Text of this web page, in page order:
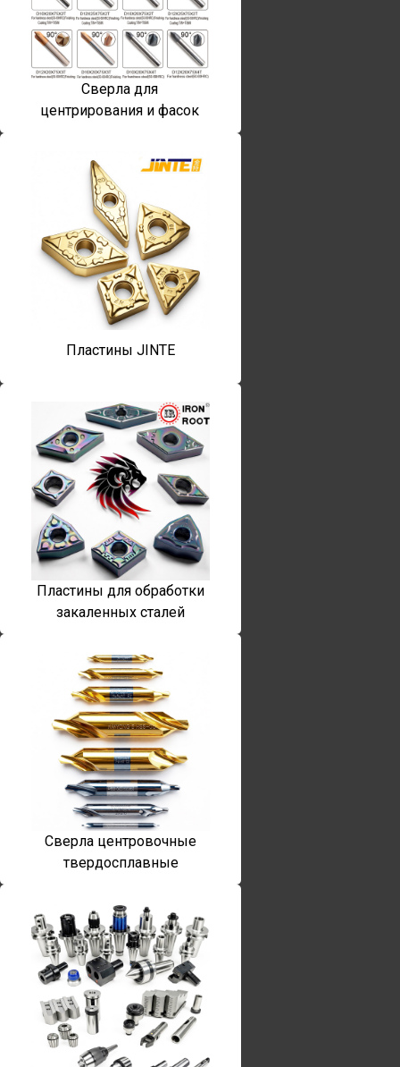
Сверла для
центрирования и фасок
Пластины JINTE
Пластины для обработки
закаленных сталей
Сверла центровочные
твердосплавные